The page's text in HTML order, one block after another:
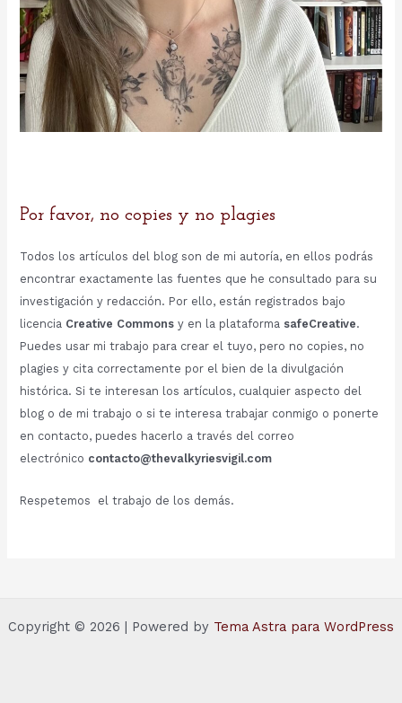
Por favor, no copies y no plagies
Todos los artículos del blog son de mi autoría, en ellos podrás
encontrar exactamente las fuentes que he consultado para su
investigación y redacción. Por ello, están registrados bajo
licencia Creative Commonsy en la plataforma safeCreative.
Puedes usar mi trabajo para crear el tuyo, pero no copies, no
plagies y cita correctamente por el bien de la divulgación
histórica. Si te interesan los artículos, cualquier aspecto del
blog o de mi trabajo o si te interesa trabajar conmigo o ponerte
en contacto, puedes hacerlo a través del correo
electrónico contacto@thevalkyriesvigil.com
Respetemos el trabajo de los demás.
Copyright © 2026 | Powered by Tema Astra para WordPress